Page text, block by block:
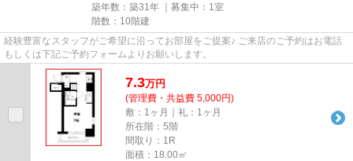
築年数：築31年 ｜募集中： 1室
階数：10階建
経験豊富なスタッフがご希望に沿ってお部屋をご提案♪ ご来店のご予約はお電話
もしくは下記ご予約フォームよりお願いします。
7.3万円
(管理費・共益費 5,000円)
敷：1ヶ月｜礼：1ヶ月
所在階：5階
間取り：1R
面積：18.00㎡